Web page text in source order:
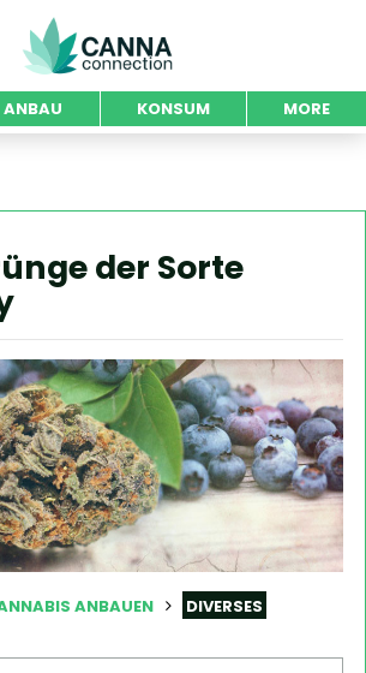
ANBAU KONSUM MORE
der Sorte
ANBAUEN DIVERSES